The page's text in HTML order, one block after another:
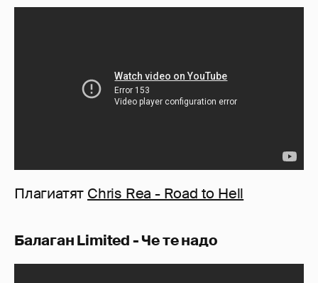
Плагиатят Chris Rea - Road to Hell
Балаган Limited - Че те надо